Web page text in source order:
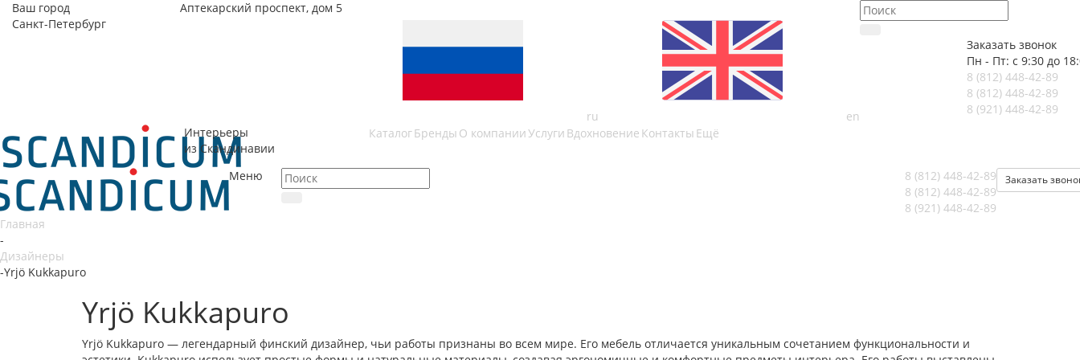
Ваш город
Санкт-Петербург
Аптекарский проспект, дом 5
ru en
Заказать звонок
Пн - Пт: с 9:30 до
8 (812) 448-42-89
8 (812) 448-42-89
8 (921) 448-42-89
Интерьеры
из Скандинавии
КаталогБренды О компанииУслуги Вдохновение Контакты Ещё
Меню Заказать
8 (812) 448-42-89
8 (812) 448-42-89
8 (921) 448-42-89
Главная
-
Дизайнеры
-Yrjö Kukkapuro
Yrjö Kukkapuro
Yrjö Kukkapuro — легендарный финский дизайнер, чьи работы признаны во всем мире. Его мебель отличается уникальным сочетанием функциональности и